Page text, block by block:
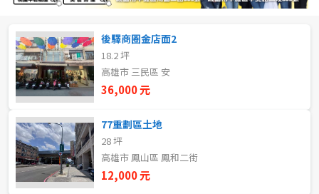
基隆市
新北市
宜蘭縣
桃園市
新竹市
類型(可複選)
不拘 整層住家
後驛商圈金店面2
18.2 坪
高雄市 三民區 安
36,000 元
77重劃區土地
28 坪
高雄市 鳳山區 鳳和二街
12,000 元